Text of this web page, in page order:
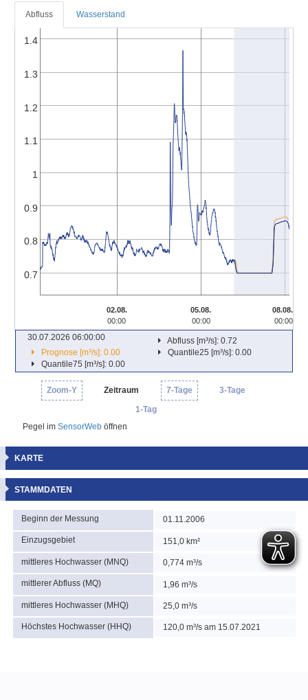
Abfluss Wasserstand
0.7
0.8
0.9
1
1.1
1.2
1.3
1.4
02.08.
00:00
05.08.
00:00
08.08.
00:00
30.07.2026 06:00:00
Abfluss [m³/s]: 0.72
Prognose [m³/s]: 0.00
Quantile25 [m³/s]: 0.00
Quantile75 [m³/s]: 0.00
Zoom-Y Zeitraum 7-Tage
3-Tage
1-Tag
Pegel im SensorWeb öffnen
KARTE
STAMMDATEN
Beginn der Messung 01.11.2006
Einzugsgebiet 151,0 km²
mittleres Hochwasser (MNQ) 0,774 m³/s
mittlerer Abfluss (MQ) 1,96 m³/s
mittleres Hochwasser (MHQ) 25,0 m³/s
Höchstes Hochwasser (HHQ) 120,0 m³/s am 15.07.2021